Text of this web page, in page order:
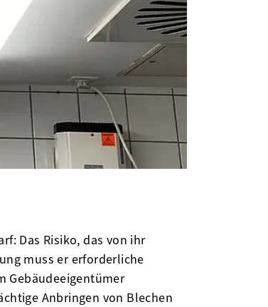
Das Risiko, das von ihr
muss er erforderliche
Gebäudeeigentümer
Anbringen von Blechen